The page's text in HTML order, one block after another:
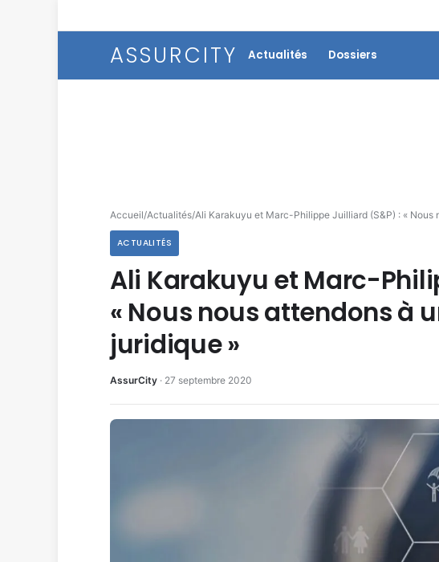
ASSURCITY Actualités Dossiers
Accueil/Actualités/Ali Karakuyu et Marc-Philippe Juilliard (S&P) : « Nous
ACTUALITÉS
Ali Karakuyu et Marc-
« Nous nous attendons à
juridique »
AssurCity · 27 septembre 2020